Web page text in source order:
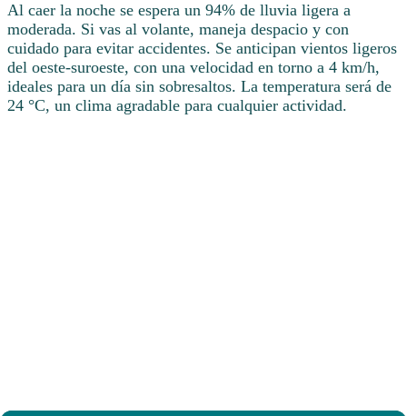
Al caer la noche se espera un 94% de lluvia ligera a
moderada. Si vas al volante, maneja despacio y con
cuidado para evitar accidentes. Se anticipan vientos ligeros
del oeste-suroeste, con una velocidad en torno a 4 km/h,
ideales para un día sin sobresaltos. La temperatura será de
24 °C, un clima agradable para cualquier actividad.